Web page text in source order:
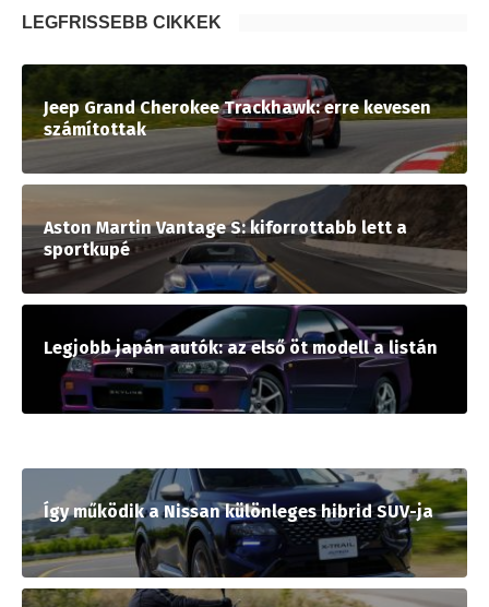
LEGFRISSEBB CIKKEK
Jeep Grand Cherokee Trackhawk: erre kevesen
számítottak
Aston Martin Vantage S: kiforrottabb lett a
sportkupé
Legjobb japán autók: az első öt modell a listán
Így működik a Nissan különleges hibrid SUV-ja